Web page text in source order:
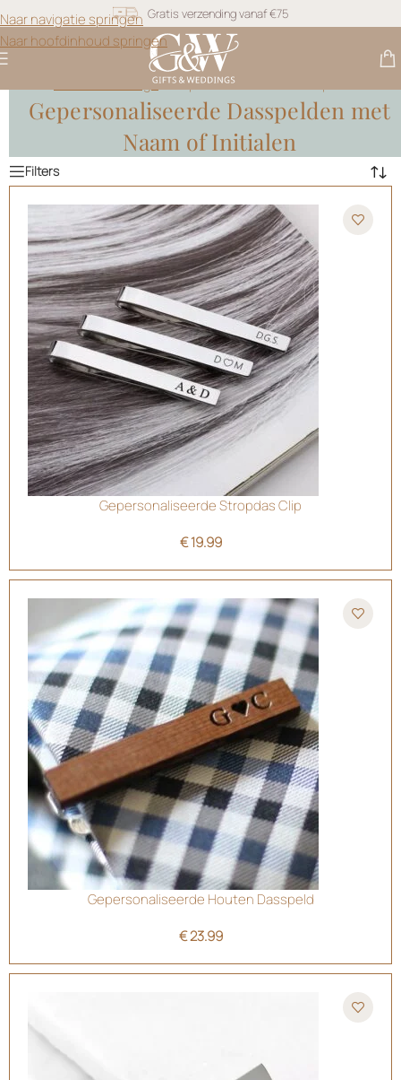
Naar navigatie springen
Naar hoofdinhoud springen
Snel geleverd
Gratis personalisatie
Gifts & Weddings>Gepersonaliseerde Dasspelden
Gepersonaliseerde Dasspelden met
Naam of Initialen
Gepersonaliseerde Stropdas Clip
€19.99
Gepersonaliseerde Houten Dasspeld
€23.99